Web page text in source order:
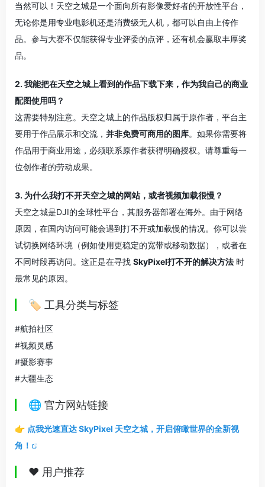
当然可以！天空之城是一个面向所有影像爱好者的开放性平台，
无论你是用专业电影机还是消费级无人机，都可以自由上传作
品。参与大赛不仅能获得专业评委的点评，还有机会赢取丰厚奖
品。
2. 我能把在天空之城上看到的作品下载下来，作为我自己的商业
配图使用吗？
这需要特别注意。天空之城上的作品版权归属于原作者，平台主
要用于作品展示和交流， 并非免费可商用的图库。如果你需要将
作品用于商业用途，必须联系原作者获得明确授权。请尊重每一
位创作者的劳动成果。
3. 为什么我打不开天空之城的网站，或者视频加载很慢？
天空之城是DJI的全球性平台，其服务器部署在海外。由于网络
原因，在国内访问可能会遇到打不开或加载慢的情况。你可以尝
试切换网络环境（例如使用更稳定的宽带或移动数据），或者在
不同时段再访问。这正是在寻找 SkyPixel打不开的解决方法 时
最常见的原因。
🏷️ 工具分类与标签
#航拍社区
#视频灵感
#摄影赛事
#大疆生态
🌐 官方网站链接
👉 点我光速直达 SkyPixel 天空之城，开启俯瞰世界的全新视
角！
❤️ 用户推荐